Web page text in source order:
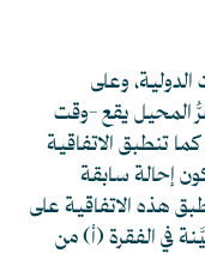
وعلى
المحيل يقع -وقت
كما تنطبق الاتفاقية
إحالة سابقة
هذه الاتفاقية على
في الفقرة (أ) من